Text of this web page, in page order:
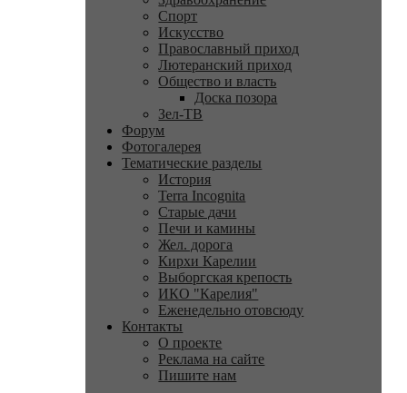
Спорт
Искусство
Православный приход
Лютеранский приход
Общество и власть
Доска позора
Зел-ТВ
Форум
Фотогалерея
Тематические разделы
История
Terra Incognita
Старые дачи
Печи и камины
Жел. дорога
Кирхи Карелии
Выборгская крепость
ИКО "Карелия"
Еженедельно отовсюду
Контакты
О проекте
Реклама на сайте
Пишите нам